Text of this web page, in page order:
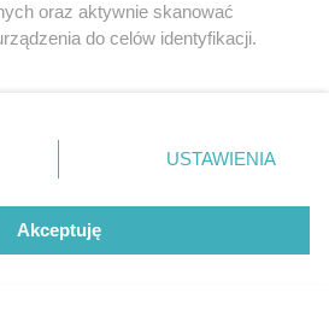
oraz aktywnie skanować
do celów identyfikacji.
przycisk ustawień prywatności
dolnym rogu strony
. Niektóre
prawo sprzeciwić się takiemu
będą miały zastosowania tylko
USTAWIENIA
Akceptuję